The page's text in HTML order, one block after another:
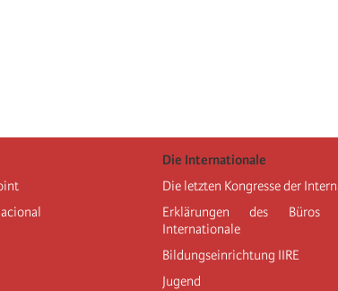
Die Internationale
Die letzten Kongresse der
Erklärungen des Büros
Internationale
Bildungseinrichtung IIRE
Jugend